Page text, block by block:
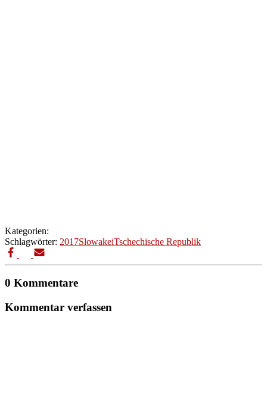
Kategorien:
Schlagwörter: 2017SlowakeiTschechische Republik
0 Kommentare
Kommentar verfassen